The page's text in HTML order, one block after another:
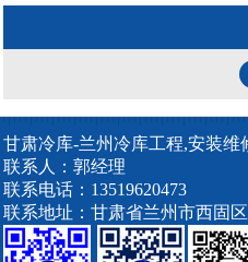
甘肃冷库-兰州冷库工程,安装维
联系人：郭经理
联系电话：13519620473
联系地址：甘肃省兰州市西固